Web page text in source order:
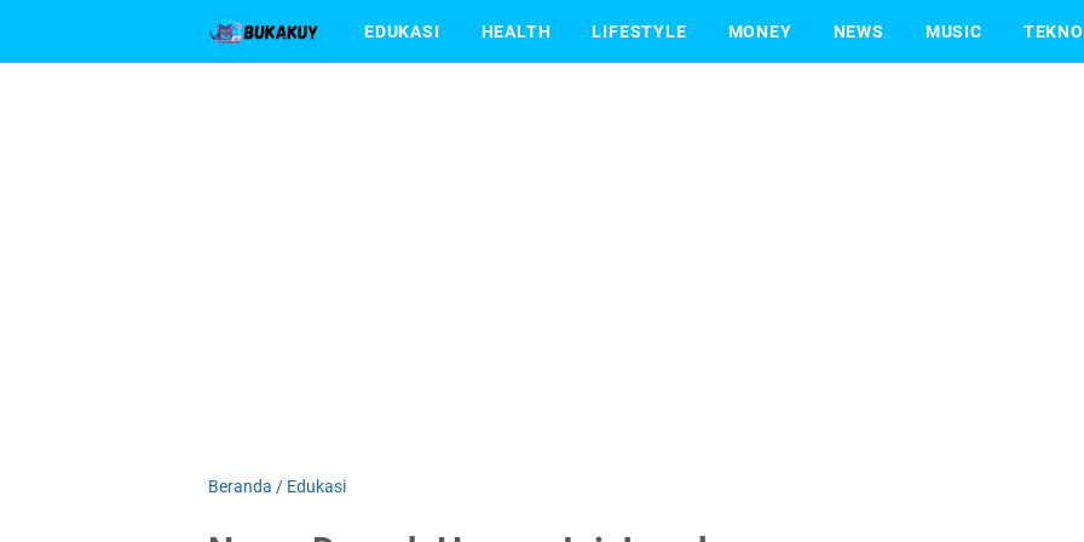
EDUKASI HEALTH LIFESTYLE MONEY NEWS MUSIC TEKNO
Beranda / Edukasi